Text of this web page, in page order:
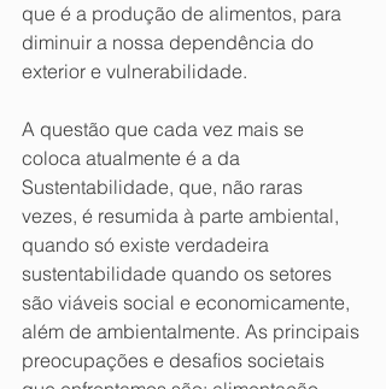
que é a produção de alimentos, para
diminuir a nossa dependência do
exterior e vulnerabilidade.
A questão que cada vez mais se
coloca atualmente é a da
Sustentabilidade, que, não raras
vezes, é resumida à parte ambiental,
quando só existe verdadeira
sustentabilidade quando os setores
são viáveis social e economicamente,
além de ambientalmente. As principais
preocupações e desafios societais